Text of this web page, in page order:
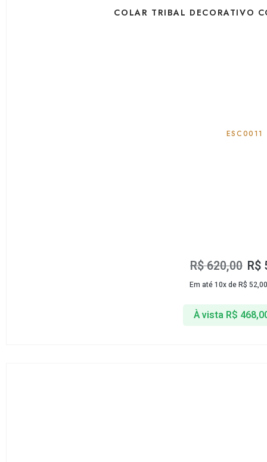
COLAR TRIBAL DECORATIVO
ESC0011
R$620,00 R$
Em até 10x deR$ 52,00
À vista R$